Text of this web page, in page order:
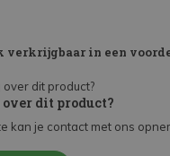
verkrijgbaar in een
over dit product?
kan je contact met ons